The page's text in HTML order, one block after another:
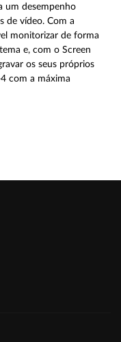
um desempenho
de vídeo. Com a
monitorizar de forma
e, com o Screen
os seus próprios
com a máxima